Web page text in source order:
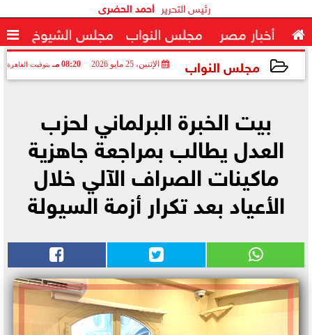
رئيس التحرير أحمد الحضرى
 أخبار مصر مجلس النواب مجلس الشيوخ 
مجلس النواب الإثنين، 25 مايو 2026 08:20 مـ بتوقيت القاهرة
بيت الخبرة البرلماني لحزب
العدل يطالب بمراجعة جاهزية
ماكينات الصراف الآلي خلال
الأعياد بعد تكرار أزمة السيولة